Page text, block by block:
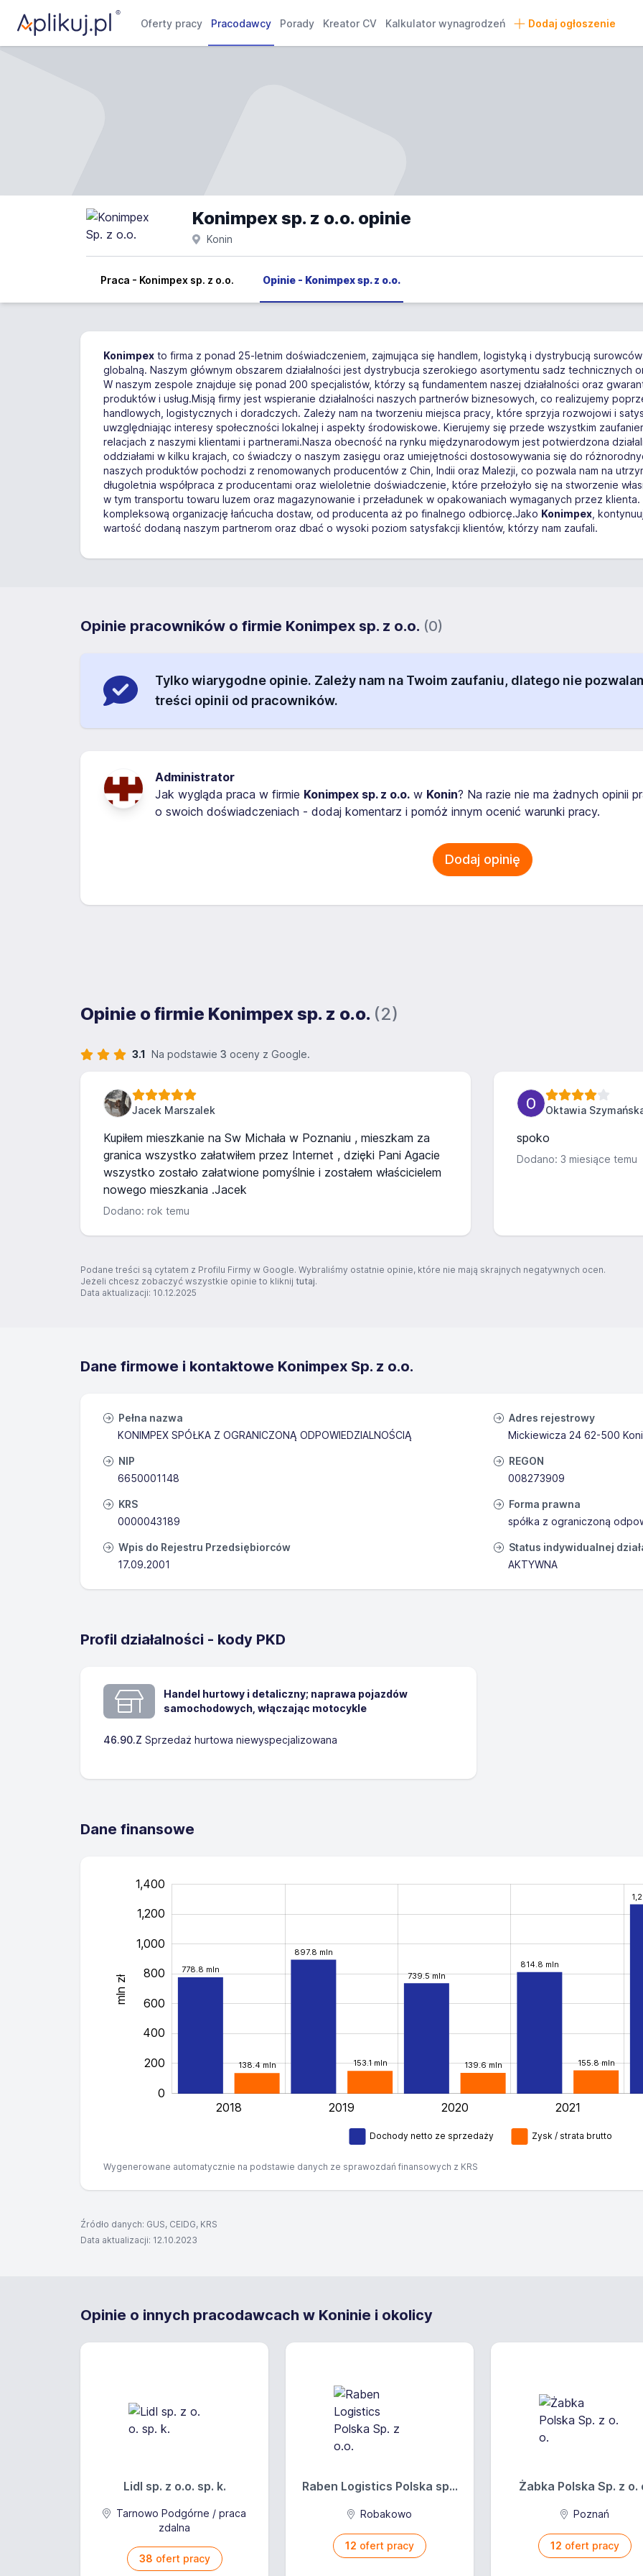
Oferty pracy Pracodawcy Porady Kreator CV Kalkulator wynagrodzeń Dodaj ogłoszenie
Konimpex sp. z o.o. opinie
Konin
Praca - Konimpex sp. z o.o. Opinie - Konimpex sp. z o.o.
Konimpex to firma z ponad 25-letnim doświadczeniem, zajmująca się handlem, logistyką i dystrybucją
globalną. Naszym głównym obszarem działalności jest dystrybucja szerokiego asortymentu sadz
W naszym zespole znajduje się ponad 200 specjalistów, którzy są fundamentem naszej działalności oraz
produktów i usług.Misją firmy jest wspieranie działalności naszych partnerów biznesowych, co realizujemy
handlowych, logistycznych i doradczych. Zależy nam na tworzeniu miejsca pracy, które sprzyja rozwojowi i
uwzględniając interesy społeczności lokalnej i aspekty środowiskowe. Kierujemy się przede wszystkim
relacjach z naszymi klientami i partnerami.Nasza obecność na rynku międzynarodowym jest potwierdzona
oddziałami w kilku krajach, co świadczy o naszym zasięgu oraz umiejętności dostosowywania się do
naszych produktów pochodzi z renomowanych producentów z Chin, Indii oraz Malezji, co pozwala nam na
długoletnia współpraca z producentami oraz wieloletnie doświadczenie, które przełożyło się na stworzenie
w tym transportu towaru luzem oraz magazynowanie i przeładunek w opakowaniach wymaganych przez
kompleksową organizację łańcucha dostaw, od producenta aż po finalnego odbiorcę.Jako Konimpex ,
wartość dodaną naszym partnerom oraz dbać o wysoki poziom satysfakcji klientów, którzy nam zaufali.
Opinie pracowników o firmie Konimpex sp. z o.o. (0)
Tylko wiarygodne opinie. Zależy nam na Twoim zaufaniu, dlatego nie
treści opinii od pracowników.
Administrator
Jak wygląda praca w firmie Konimpex sp. z o.o. w Konin? Na razie nie ma żadnych opinii
o swoich doświadczeniach - dodaj komentarz i pomóż innym ocenić warunki pracy.
Dodaj opinię
Opinie o firmie Konimpex sp. z o.o. (2)
3.1 Na podstawie 3 oceny z Google.
Jacek Marszalek
Kupiłem mieszkanie na Sw Michała w Poznaniu , mieszkam za
granica wszystko załatwiłem przez Internet , dzięki Pani Agacie
wszystko zostało załatwione pomyślnie i zostałem właścicielem
nowego mieszkania .Jacek
Dodano: rok temu
Oktawia
spoko
Dodano: 3 miesiące temu
Podane treści są cytatem z Profilu Firmy w Google. Wybraliśmy ostatnie opinie, które nie mają skrajnych negatywnych ocen.
Jeżeli chcesz zobaczyć wszystkie opinie to kliknij tutaj.
Data aktualizacji: 10.12.2025
Dane firmowe i kontaktowe Konimpex Sp. z o.o.
Pełna nazwa
KONIMPEX SPÓŁKA Z OGRANICZONĄ ODPOWIEDZIALNOŚCIĄ
Adres rejestrowy
Mickiewicza 24 62-500
NIP
6650001148
REGON
008273909
KRS
0000043189
Forma prawna
spółka z ograniczoną
Wpis do Rejestru Przedsiębiorców
17.09.2001
Status indywidualnej
AKTYWNA
Profil działalności - kody PKD
Handel hurtowy i detaliczny; naprawa pojazdów
samochodowych, włączając motocykle
46.90.Z Sprzedaż hurtowa niewyspecjalizowana
Dane finansowe
778.8 mln
897.8 mln
739.5 mln
814.8 mln
138.4 mln 153.1 mln 139.6 mln 155.8 mln
mln zł
0
200
400
600
800
1,000
1,200
1,400
2018 2019 2020 2021
Dochody netto ze sprzedaży Zysk / strata brutto
Wygenerowane automatycznie na podstawie danych ze sprawozdań finansowych z KRS
Źródło danych: GUS, CEIDG, KRS
Data aktualizacji: 12.10.2023
Opinie o innych pracodawcach w Koninie i okolicy
Lidl sp. z o.o. sp. k.
Tarnowo Podgórne / praca
zdalna
38 ofert pracy
Raben Logistics Polska sp...
Robakowo
12 ofert pracy
Żabka Polska Sp. z o.
Poznań
12 ofert pracy